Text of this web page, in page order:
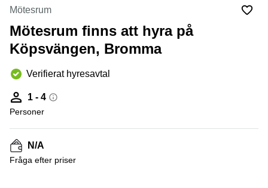
Virtuellt
Sollentuna
Vasastan
Östermalm
Kontor
Malmö
Huddinge
Lediga
lokaler
Hisingen
lokaler
Hägersten
Mötesrum
Mötesrum finns att hyra på
Köpsvängen, Bromma
Verifierat hyresavtal
1 - 4
Personer
N/A
Fråga efter priser